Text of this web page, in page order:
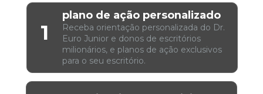
plano de ação personalizado
1
Receba orientação personalizada do Dr.
Euro Junior e donos de escritórios
milionários, e planos de ação exclusivos
para o seu escritório.